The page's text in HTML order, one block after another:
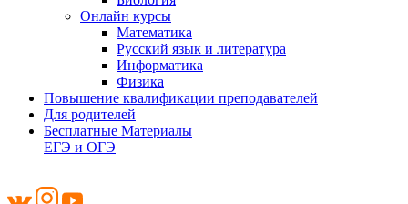
Онлайн курсы
Математика
Русский язык и литература
Информатика
Физика
Повышение квалификации преподавателей
Для родителей
Бесплатные Материалы
ЕГЭ и ОГЭ